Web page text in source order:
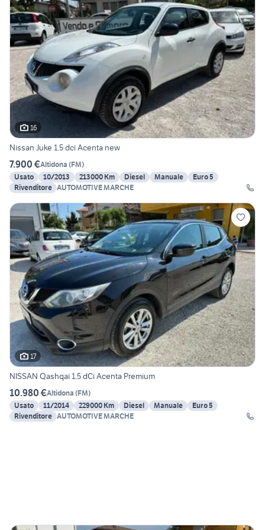
16
Nissan Juke 1.5 dci Acenta new
7.900 €Altidona (FM)
Usato
10/2013 213000 Km Diesel Manuale
Euro 5
Rivenditore AUTOMOTIVE MARCHE
17
NISSAN Qashqai 1.5 dCi Acenta Premium
10.980 €Altidona (FM)
Usato
11/2014 229000 Km Diesel Manuale
Euro 5
Rivenditore AUTOMOTIVE MARCHE